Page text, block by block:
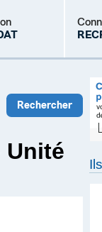
Mot de
Unité